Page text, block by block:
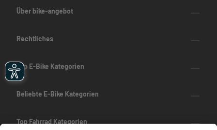
Über bike-angebot
Rechtliches
Top E-Bike Kategorien
Beliebte E-Bike Kategorien
Top Fahrrad Kategorien